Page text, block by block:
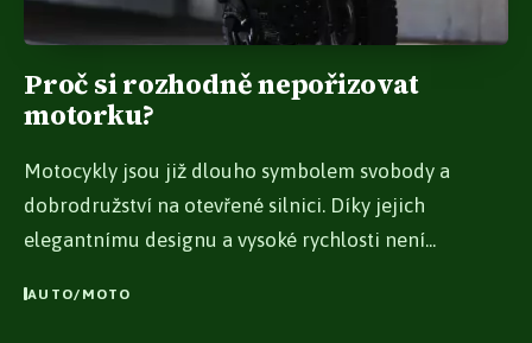
Proč si rozhodně nepořizovat
motorku?
Motocykly jsou již dlouho symbolem svobody a
dobrodružství na otevřené silnici. Díky jejich
elegantnímu designu a vysoké rychlosti není...
AUTO/MOTO